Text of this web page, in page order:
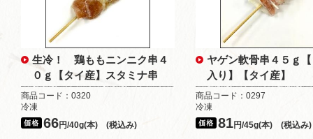
生冷！ 鶏ももニンニク串４
０ｇ【タイ産】スタミナ串
商品コード：0320
冷凍
66円/40g(本) (税込み)
ヤゲン軟骨串４５ｇ
入り】【タイ産】
商品コード：0297
冷凍
81円/45g(本) (税込み)